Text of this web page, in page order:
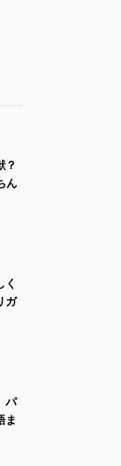
？
ん
く
ガ
パ
ま